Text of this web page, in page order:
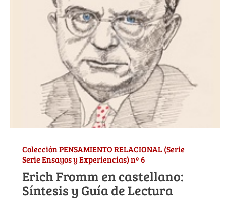
Colección PENSAMIENTO RELACIONAL (Serie
Serie Ensayos y Experiencias) nº 6
Erich Fromm en castellano:
Síntesis y Guía de Lectura